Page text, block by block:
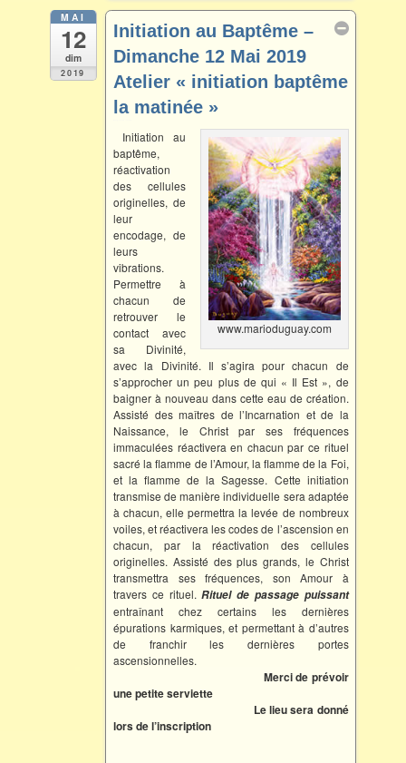
o
o
k
e
MAI
12
dim
2019
Initiation au Baptême –
Dimanche 12 Mai 2019
Atelier « initiation baptême
la matinée »
www.marioduguay.com
Initiation au
baptême,
réactivation
des cellules
originelles, de
leur
encodage, de
leurs
vibrations.
Permettre à
chacun de
retrouver le
contact avec
sa Divinité,
avec la Divinité. Il s’agira pour chacun de
s’approcher un peu plus de qui « Il Est », de
baigner à nouveau dans cette eau de création.
Assisté des maîtres de l’Incarnation et de la
Naissance, le Christ par ses fréquences
immaculées réactivera en chacun par ce rituel
sacré la flamme de l’Amour, la flamme de la Foi,
et la flamme de la Sagesse. Cette initiation
transmise de manière individuelle sera adaptée
à chacun, elle permettra la levée de nombreux
voiles, et réactivera les codes de l’ascension en
chacun, par la réactivation des cellules
originelles. Assisté des plus grands, le Christ
transmettra ses fréquences, son Amour à
travers ce rituel.Rituel de passage puissant
entraînant chez certains les dernières
épurations karmiques, et permettant à d’autres
de franchir les dernières portes
ascensionnelles.
Merci de prévoir
une petite serviette
Le lieu sera donné
lors de l’inscription